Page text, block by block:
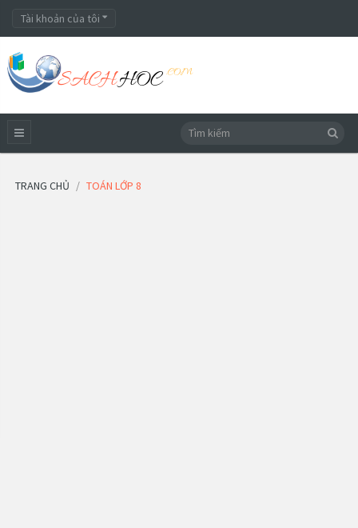
Tài khoản của tôi
TRANG CHỦ TOÁN LỚP 8